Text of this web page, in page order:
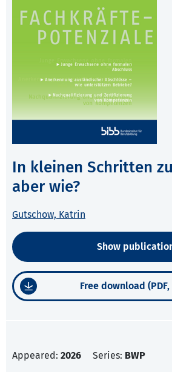
In kleinen Schritten
aber wie?
Gutschow, Katrin
Show
Free download (PDF,
Appeared: 2026 Series: BWP